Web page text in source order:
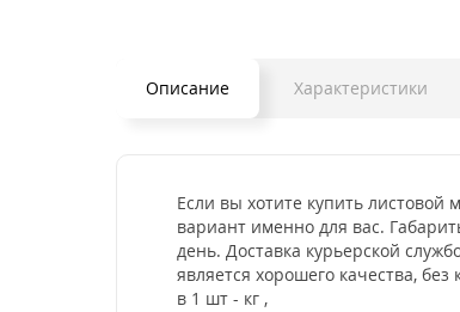
Описание Характеристики
Если вы хотите купить листовой
вариант именно для вас.
день. Доставка курьерской
является хорошего качества,
в 1 шт - кг ,